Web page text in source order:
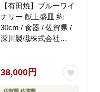
【有田焼】ブルーワイ
ナリー 献上盛皿 約
30cm / 食器 / 佐賀県 /
深川製磁株式会社
38,000円